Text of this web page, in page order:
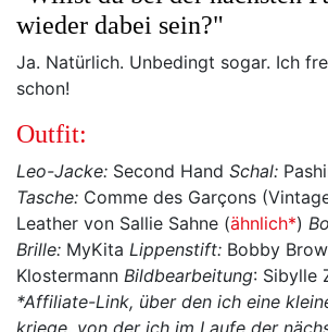
wieder dabei sein?"
Ja. Natürlich. Unbedingt sogar. Ich
schon!
Outfit:
Leo-Jacke: Second Hand Schal:
Tasche: Comme des Garçons
Leather von Sallie Sahne (ähnlich*)
Brille: MyKita Lippenstift: Bobby
Klostermann Bildbearbeitung: Sibylle
*Affiliate-Link, über den ich eine